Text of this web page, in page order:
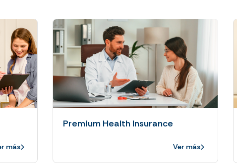
más
Premium Health Insurance
Ver más